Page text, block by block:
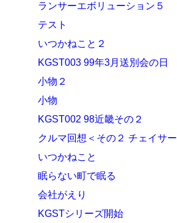
ランサーエボリューション５
テスト
いつかねこと２
KGST003 99年3月送別会の日
小物２
小物
KGST002 98近畿その２
クルマ回想＜その２ チェイサー
いつかねこと
眠らない町で眠る
会社がえり
KGSTシリーズ開始